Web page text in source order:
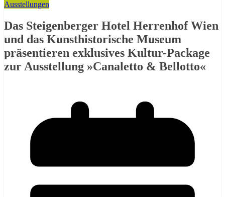
Ausstellungen
Das Steigenberger Hotel Herrenhof Wien
und das Kunsthistorische Museum
präsentieren exklusives Kultur-Package
zur Ausstellung »Canaletto & Bellotto«